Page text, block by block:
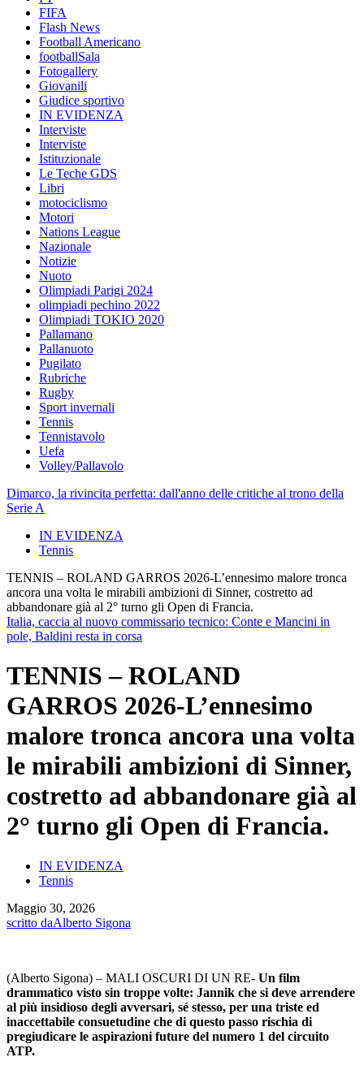
FIFA
Flash News
Football Americano
footballSala
Fotogallery
Giovanili
Giudice sportivo
IN EVIDENZA
Interviste
Interviste
Istituzionale
Le Teche GDS
Libri
motociclismo
Motori
Nations League
Nazionale
Notizie
Nuoto
Olimpiadi Parigi 2024
olimpiadi pechino 2022
Olimpiadi TOKIO 2020
Pallamano
Pallanuoto
Pugilato
Rubriche
Rugby
Sport invernali
Tennis
Tennistavolo
Uefa
Volley/Pallavolo
Dimarco, la rivincita perfetta: dall'anno delle critiche al trono della
Serie A
IN EVIDENZA
Tennis
TENNIS – ROLAND GARROS 2026-L’ennesimo malore tronca
ancora una volta le mirabili ambizioni di Sinner, costretto ad
abbandonare già al 2° turno gli Open di Francia.
Italia, caccia al nuovo commissario tecnico: Conte e Mancini in
pole, Baldini resta in corsa
TENNIS – ROLAND
GARROS 2026-L’ennesimo
malore tronca ancora una volta
le mirabili ambizioni di Sinner,
costretto ad abbandonare già al
2° turno gli Open di Francia.
IN EVIDENZA
Tennis
Maggio 30, 2026
scritto daAlberto Sigona
(Alberto Sigona) – MALI OSCURI DI UN RE- Un film
drammatico visto sin troppe volte: Jannik che si deve arrendere
al più insidioso degli avversari, sé stesso, per una triste ed
inaccettabile consuetudine che di questo passo rischia di
pregiudicare le aspirazioni future del numero 1 del circuito
ATP.